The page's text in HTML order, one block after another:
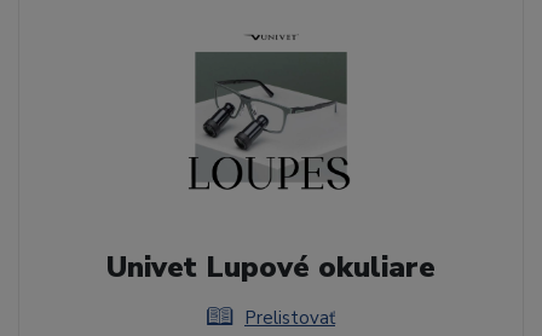
Univet Lupové okuliare
Prelistovať